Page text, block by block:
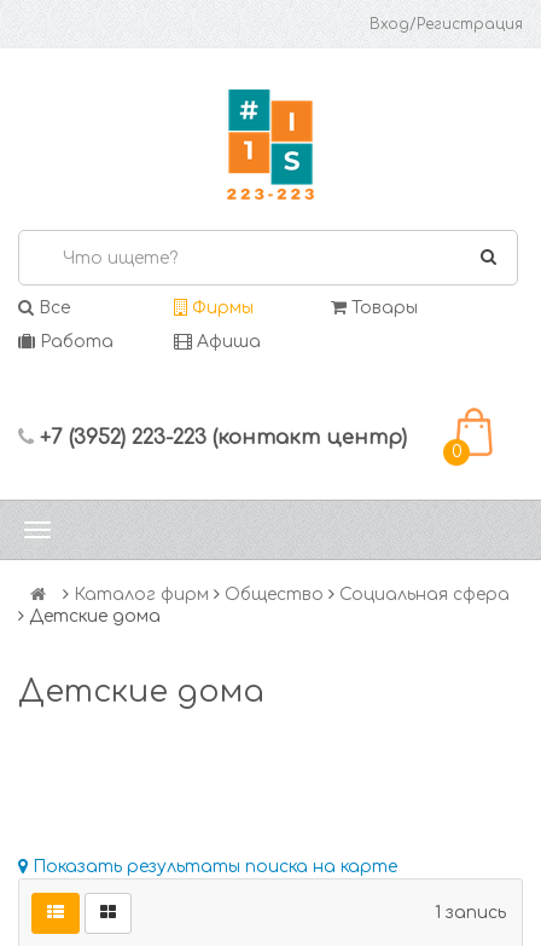
Вход/Регистрация
Все Фирмы
Товары
Работа
Афиша
+7 (3952) 223-223 (контакт центр)
0
Каталог фирм Общество
Социальная сфера
Детские дома
Детские дома
Показать результаты поиска на карте
1 запись